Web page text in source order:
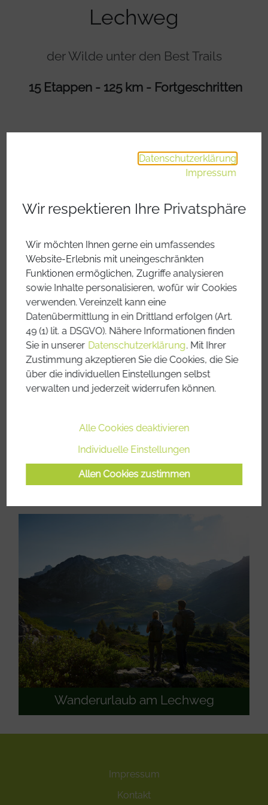
Lechweg
der Wilde unter den Best Trails
15 Etappen - 125 km - Fortgeschritten
Start: Formarinsee
Ziel: Füssen
Länge: 15 Etappen auf 125 km
Mit Hunden begehbar
Alles zum Lechweg
Wanderurlaub am Lechweg
Impressum
Kontakt
Datenschutzerklärung
Impressum
Wir respektieren Ihre Privatsphäre
Wir möchten Ihnen gerne ein umfassendes
Website-Erlebnis mit uneingeschränkten
Funktionen ermöglichen, Zugriffe analysieren
sowie Inhalte personalisieren, wofür wir Cookies
verwenden. Vereinzelt kann eine
Datenübermittlung in ein Drittland erfolgen (Art.
49 (1) lit. a DSGVO). Nähere Informationen finden
Sie in unserer Datenschutzerklärung. Mit Ihrer
Zustimmung akzeptieren Sie die Cookies, die Sie
über die individuellen Einstellungen selbst
verwalten und jederzeit widerrufen können.
Alle Cookies deaktivieren
Individuelle Einstellungen
Allen Cookies zustimmen